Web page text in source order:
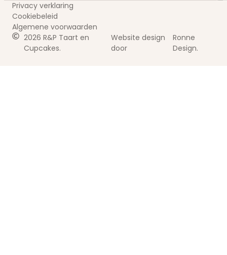
2026 R&P Taart en
Cupcakes.
Website design
door
Ronne
Design.
Privacy verklaring
Cookiebeleid
Algemene voorwaarden